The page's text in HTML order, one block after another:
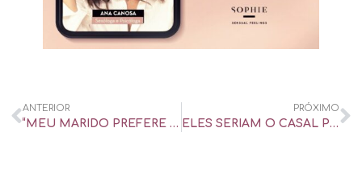
ANTERIOR
“MEU MARIDO PREFERE OS AMIGOS E DÁ MAIS ATENÇÃO A ELES DO QUE A MIM” – UOL UNIVERSA
PRÓXIMO
ELES SERIAM O CASAL PERFEITO… SE NÃO TIVESSEM TERMINADO HÁ UM ANO. – UOL UNIVERSA